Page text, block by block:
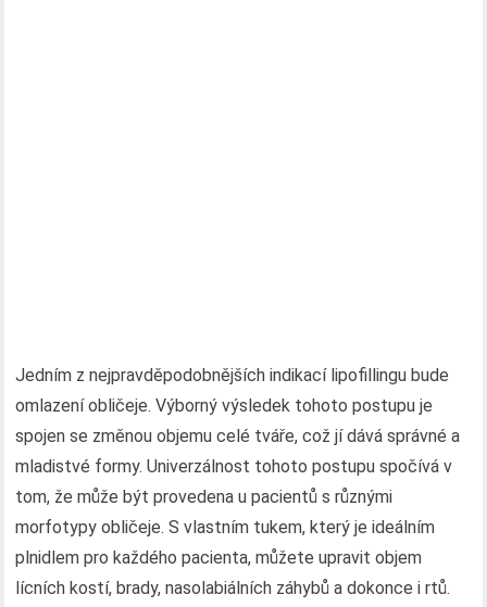
Jedním z nejpravděpodobnějších indikací lipofillingu bude
omlazení obličeje. Výborný výsledek tohoto postupu je
spojen se změnou objemu celé tváře, což jí dává správné a
mladistvé formy. Univerzálnost tohoto postupu spočívá v
tom, že může být provedena u pacientů s různými
morfotypy obličeje. S vlastním tukem, který je ideálním
plnidlem pro každého pacienta, můžete upravit objem
lícních kostí, brady, nasolabiálních záhybů a dokonce i rtů.